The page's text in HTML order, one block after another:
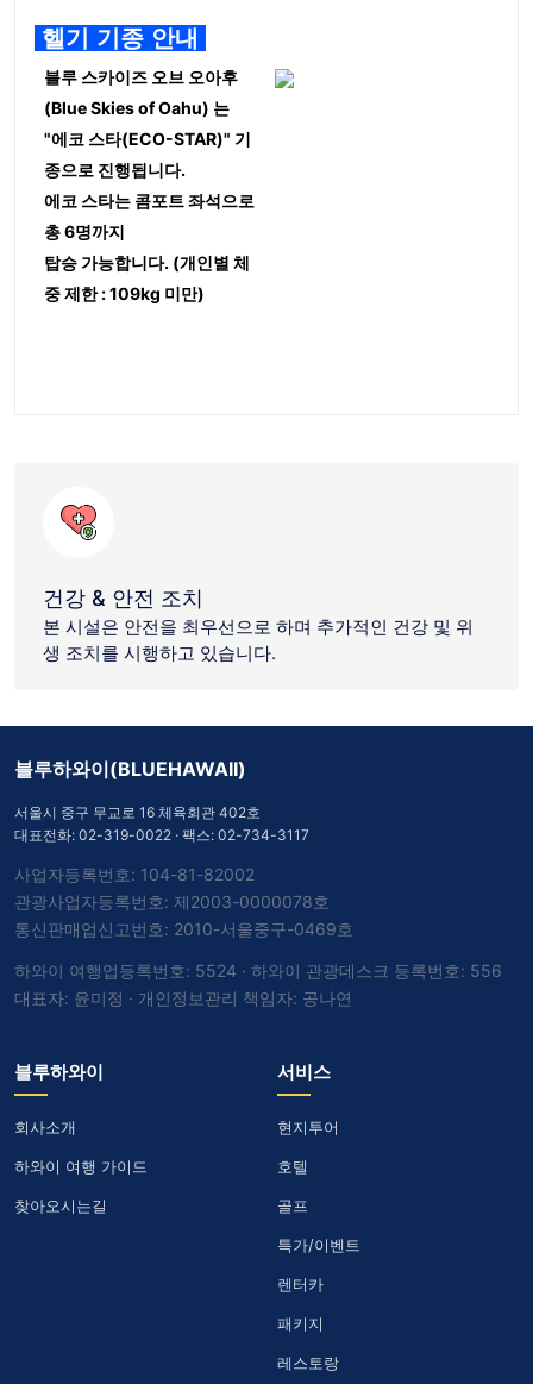
헬기 기종 안내
블루 스카이즈 오브 오아후
(Blue Skies of Oahu) 는
"에코 스타(ECO-STAR)" 기
종으로 진행됩니다.
에코 스타는 콤포트 좌석으로
총 6명까지
탑승 가능합니다. (개인별 체
중 제한 : 109kg 미만)
건강 & 안전 조치
본 시설은 안전을 최우선으로 하며 추가적인 건강 및 위
생 조치를 시행하고 있습니다.
블루하와이(BLUEHAWAII)
서울시 중구 무교로 16 체육회관 402호
대표전화: 02-319-0022 · 팩스: 02-734-3117
사업자등록번호: 104-81-82002
관광사업자등록번호: 제2003-0000078호
통신판매업신고번호: 2010-서울중구-0469호
하와이 여행업등록번호: 5524 · 하와이 관광데스크 등록번호: 556
대표자: 윤미정 · 개인정보관리 책임자: 공나연
블루하와이
회사소개
하와이 여행 가이드
찾아오시는길
서비스
현지투어
호텔
골프
특가/이벤트
렌터카
패키지
레스토랑